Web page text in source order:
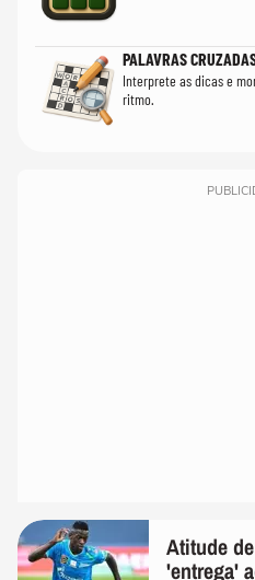
PALAVRAS
Interprete as dicas e
ritmo.
Atitude
'entrega'